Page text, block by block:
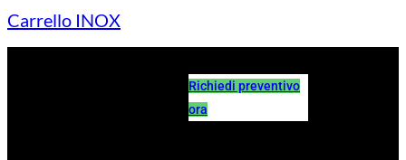
Carrello INOX
Richiedi preventivo
ora